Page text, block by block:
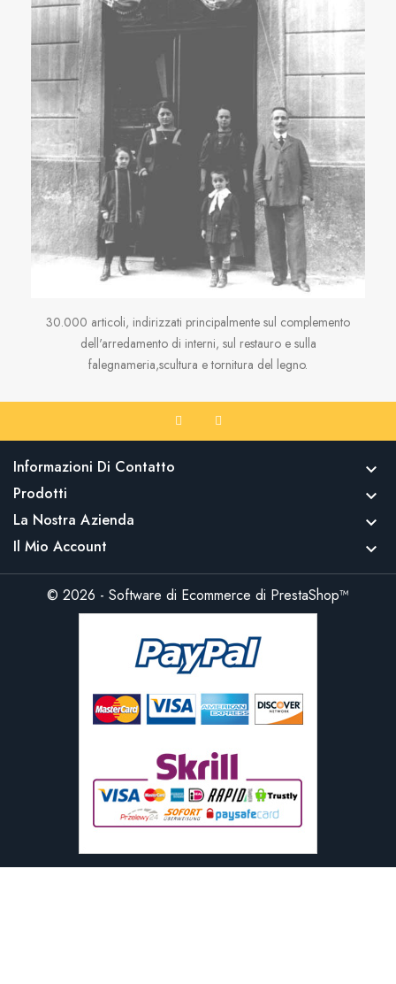
30.000 articoli, indirizzati principalmente sul complemento
dell'arredamento di interni, sul restauro e sulla
falegnameria,scultura e tornitura del legno.
Informazioni Di Contatto 
Prodotti 
La Nostra Azienda 
Il Mio Account 
© 2026 - Software di Ecommerce di PrestaShop™